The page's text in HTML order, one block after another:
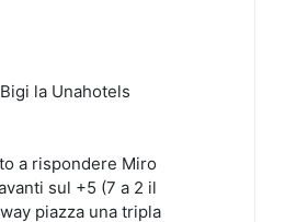
la Unahotels
a rispondere Miro
sul +5 (7 a 2 il
piazza una tripla